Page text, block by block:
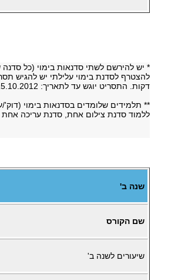
* יש להירשם לשתי סדנאות בימוי (כל
דקות. התסריט יוגש עד לתאריך: 15.10.2012.
** תלמידים שלומדים בסדנאות בימוי (דוק'/
ללמוד סדנת צילום אחת, סדנת עריכה אחת
שנה ב'
שם הקורס
שיעורים לשנה ב'